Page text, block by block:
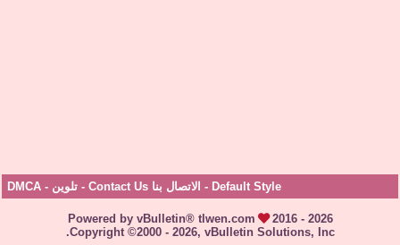
Default Style
- الاتصال بنا Contact Us - تلوين -
DMCA
Powered by vBulletin® tlwen.com
2016 - 2026
Copyright ©2000 - 2026, vBulletin Solutions, Inc.